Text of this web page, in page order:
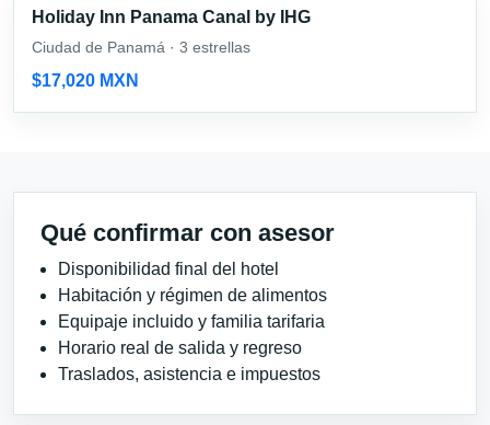
Holiday Inn Panama Canal by IHG
Ciudad de Panamá · 3 estrellas
$17,020 MXN
Qué confirmar con asesor
Disponibilidad final del hotel
Habitación y régimen de alimentos
Equipaje incluido y familia tarifaria
Horario real de salida y regreso
Traslados, asistencia e impuestos